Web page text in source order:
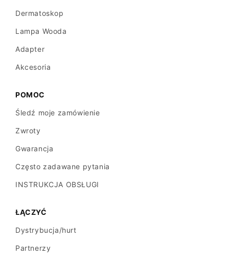
Dermatoskop
Lampa Wooda
Adapter
Akcesoria
POMOC
Śledź moje zamówienie
Zwroty
Gwarancja
Często zadawane pytania
INSTRUKCJA OBSŁUGI
ŁĄCZYĆ
Dystrybucja/hurt
Partnerzy